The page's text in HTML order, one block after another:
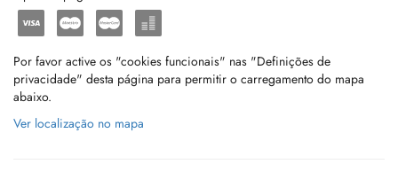
Por favor active os "cookies funcionais" nas "Definições de
privacidade" desta página para permitir o carregamento do mapa
abaixo.
Ver localização no mapa